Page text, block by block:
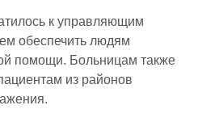
к управляющим
обеспечить людям
помощи. Больницам также
из районов